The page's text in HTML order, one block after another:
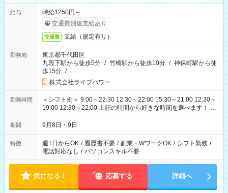
給与
時給1250円～
交通費別途支給あり
交通費 支給（規定有り）
勤務地
東京都千代田区
九段下駅から徒歩5分 / 竹橋駅から徒歩10分 / 神保町駅から徒
歩15分 / …
株式会社ライブパワー
勤務時間
＜シフト例＞ 9:00～22:30 12:30～22:00 15:30～21:00 12:30～
19:00 12:30～22:00 上記の時間から好きな時間を選べます！ ※
時間は変更となる可能性があります
期間 9月8日・9日
特徴 週1日からOK / 履歴書不要 / 副業・WワークOK / シフト勤務 /
電話対応なし / パソコンスキル不要
気になる！ 応募する 詳細へ